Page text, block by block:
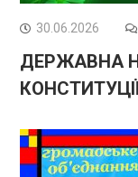
30.06.2026
ДЕРЖАВНА